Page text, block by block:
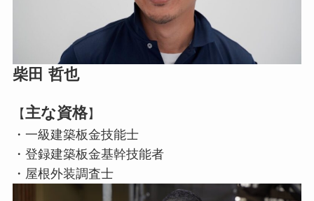
柴田 哲也
【 主な資格】
・一級建築板金技能士
・登録建築板金基幹技能者
・屋根外装調査士